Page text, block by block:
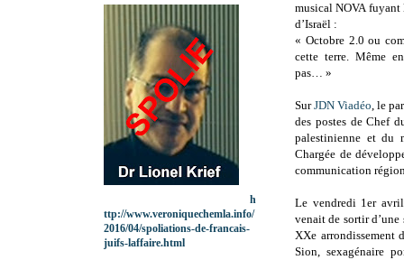
musical NOVA
d’Israël :
« Octobre 2.0 ou
cette terre. Même
pas… »
SurJDN Viadéo, le
des postes de Chef
palestinienne et du
Chargée de
communication
Le vendredi 1er
venait de sortir d’une
XXe arrondissement
Sion, sexagénaire
h
ttp://www.veroniquechemla.info/
2016/04/spoliations-de-francais-
juifs-laffaire.html